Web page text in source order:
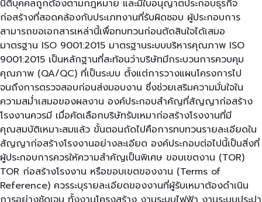
นิติบุคคลถูกต้องตามกฎหมาย และมีใบอนุญาตประกอบธุรกิจ
ก่อสร้างที่สอดคล้องกับประเภทงานที่รับผิดชอบ ผู้ประกอบการ
สามารถขอเอกสารเหล่านี้เพื่อทบทวนก่อนตัดสินใจได้เสมอ
มาตรฐาน ISO 9001:2015 มาตรฐานระบบบริหารคุณภาพ ISO
9001:2015 เป็นหลักฐานที่สะท้อนว่าบริษัทมีกระบวนการควบคุม
คุณภาพ (QA/QC) ที่เป็นระบบ ตั้งแต่การวางแผนโครงการไป
จนถึงการตรวจสอบก่อนส่งมอบงาน ซึ่งช่วยเสริมความมั่นใจใน
ความสม่ำเสมอของผลงาน องค์ประกอบสำคัญที่สัญญาก่อสร้าง
โรงงานควรมี เมื่อคัดเลือกบริษัทรับเหมาก่อสร้างโรงงานที่มี
คุณสมบัติเหมาะสมแล้ว ขั้นตอนถัดไปคือการทบทวนรายละเอียดใน
สัญญาก่อสร้างโรงงานอย่างละเอียด องค์ประกอบต่อไปนี้เป็นสิ่งที่
ผู้ประกอบการควรให้ความสำคัญเป็นพิเศษ ขอบเขตงาน (TOR)
TOR ก่อสร้างโรงงาน หรือขอบเขตของงาน (Terms of
Reference) ควรระบุรายละเอียดของงานที่ผู้รับเหมาต้องดำเนิน